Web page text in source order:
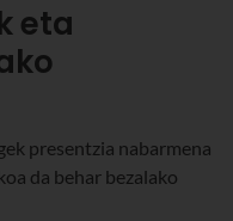
eta
presentzia nabarmena
da behar bezalako